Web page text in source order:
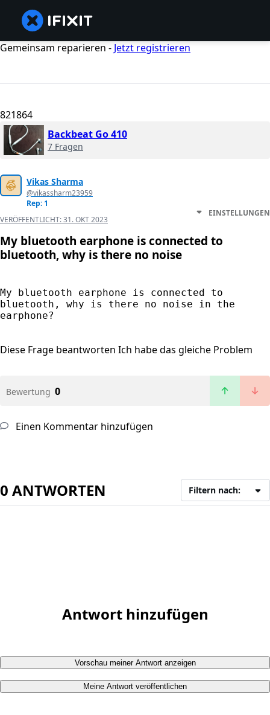
Gemeinsam reparieren - Jetzt registrieren
821864
Backbeat Go 410
7 Fragen
Vikas Sharma
@vikassharm23959
Rep: 1
VERÖFFENTLICHT:31. OKT 2023
EINSTELLUNGEN
My bluetooth earphone is connected to
bluetooth, why is there no noise
My bluetooth earphone is connected to
bluetooth, why is there no noise in the
earphone?
Diese Frage beantworten Ich habe das gleiche Problem
Bewertung 0
Einen Kommentar hinzufügen
0 ANTWORTEN Filtern nach:
Antwort hinzufügen
Vorschau meiner Antwort anzeigen
Meine Antwort veröffentlichen